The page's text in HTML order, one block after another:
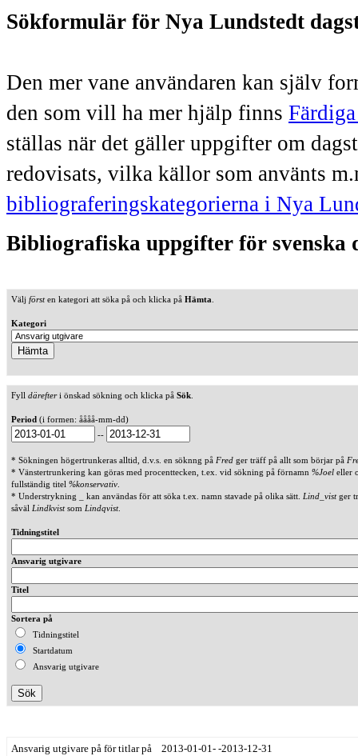
Sökformulär för Nya Lundstedt
Den mer vane användaren kan själv
den som vill ha mer hjälp finns
ställas när det gäller uppgifter om
redovisats, vilka källor som använts
bibliograferingskategorierna i Nya
Bibliografiska uppgifter för svenska
Välj försten kategori att söka på och klicka på Hämta
Kategori
Fyll därefteri önskad sökning och klicka på Sök
Period (i formen: åååå-mm-dd)
--
* Sökningen högertrunkeras alltid, d.v.s. en söknng på Fred ger träff på allt som börjar på
* Vänstertrunkering kan göras med procenttecken, t.ex. vid sökning på förnamn %Joel eller
fullständig titel %konservativ
* Understrykning _ kan användas för att söka t.ex. namn stavade på olika sätt. Lind_vistger
såväl Lindkvistsom Lindqvist.
Tidningstitel
Ansvarig utgivare
Titel
Sortera på
Tidningstitel
Startdatum
Ansvarig utgivare
Ansvarig utgivare på för titlar på 2013-01-01- -2013-12-31